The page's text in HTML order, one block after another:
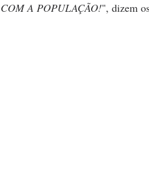
COM A POPULAÇÃO!", dizem